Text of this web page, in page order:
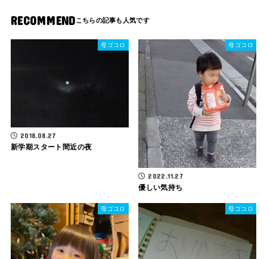
RECOMMEND
母ゴコロ
2018.08.27
新学期スタート間近の夜
母ゴコロ
2022.11.27
優しい気持ち
母ゴコロ 母ゴコロ